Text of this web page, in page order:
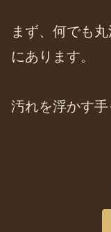
まず、何でも
にあります。
汚れを浮かす手